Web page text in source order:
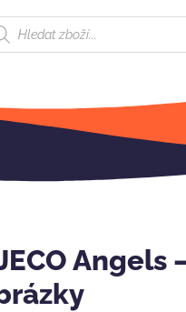
Angels